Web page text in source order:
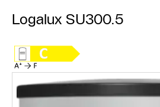
Logalux SU300.5